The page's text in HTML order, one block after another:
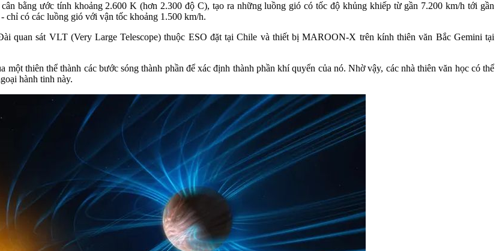
bằng ước tính khoảng 2.600 K (hơn 2.300 độ C), tạo ra những luồng gió có tốc độ khủng khiếp từ gần 7.200 km/h tới gần
chỉ có các luồng gió với vận tốc khoảng 1.500 km/h.
quan sát VLT (Very Large Telescope) thuộc ESO đặt tại Chile và thiết bị MAROON-X trên kính thiên văn Bắc Gemini tại
thiên thể thành các bước sóng thành phần để xác định thành phần khí quyển của nó. Nhờ vậy, các nhà thiên văn học có thể
hành tinh này.